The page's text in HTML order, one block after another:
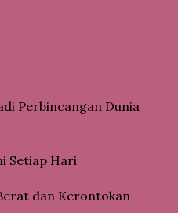
Perbincangan Dunia
Setiap Hari
dan Kerontokan